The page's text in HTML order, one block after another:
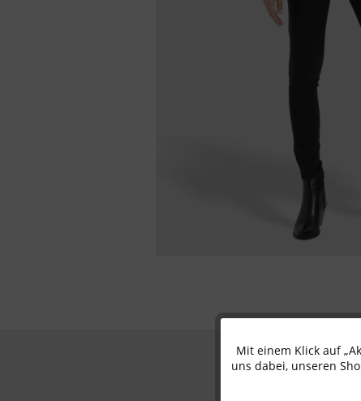
Funktionale
Mit einem Klick auf
uns dabei, unseren